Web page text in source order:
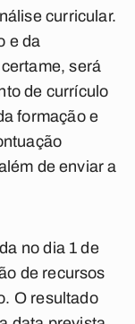
curricular.
e da
será
de currículo
formação e
de enviar a
no dia 1 de
de recursos
O resultado